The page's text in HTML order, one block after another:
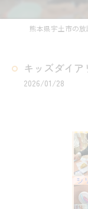
キッズダイ
2026/01/28